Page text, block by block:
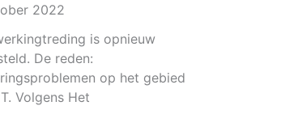
2022
is opnieuw
De reden:
op het gebied
Volgens Het